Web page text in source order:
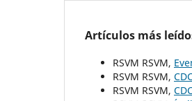
Artículos más
RSVM RSVM,
RSVM RSVM,
RSVM RSVM,